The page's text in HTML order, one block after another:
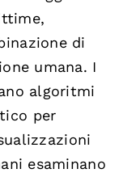
di
umana. I
algoritmi
per
esaminano